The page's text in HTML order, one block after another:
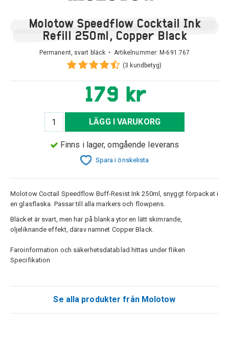
Molotow Speedflow Cocktail Ink
Refill 250ml, Copper Black
Permanent, svart bläck • Artikelnummer: M-691.767
(3 kundbetyg)
179 kr
LÄGG I VARUKORG
Finns i lager, omgående leverans
Spara i önskelista
Molotow Coctail Speedflow Buff-Resist Ink 250ml, snyggt förpackat i
en glasflaska. Passar till alla markers och flowpens.
Bläcket är svart, men har på blanka ytor en lätt skimrande,
oljeliknande effekt, därav namnet Copper Black.
Faroinformation och säkerhetsdatablad hittas under fliken
Specifikation
Se alla produkter från Molotow